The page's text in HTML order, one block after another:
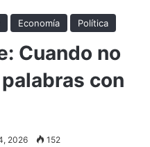
Economía Política
Cuando no
con
2026 152